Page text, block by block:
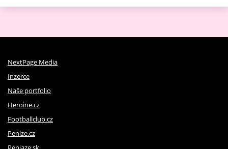
NextPage Media
Inzerce
Naše portfolio
Heroine.cz
Footballclub.cz
Peníze.cz